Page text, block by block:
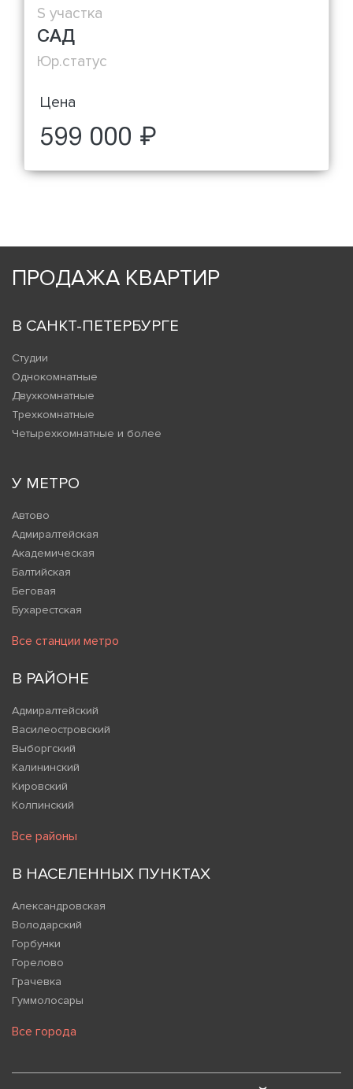
S участка
САД
Юр.статус
Цена
599 000 ₽
ПРОДАЖА КВАРТИР
В САНКТ-ПЕТЕРБУРГЕ
Студии
Однокомнатные
Двухкомнатные
Трехкомнатные
Четырехкомнатные и более
У МЕТРО
Автово
Адмиралтейская
Академическая
Балтийская
Беговая
Бухарестская
Все станции метро
В РАЙОНЕ
Адмиралтейский
Василеостровский
Выборгский
Калининский
Кировский
Колпинский
Все районы
В НАСЕЛЕННЫХ ПУНКТАХ
Александровская
Володарский
Горбунки
Горелово
Грачевка
Гуммолосары
Все города